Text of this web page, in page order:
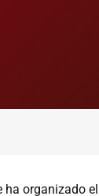
ha organizado